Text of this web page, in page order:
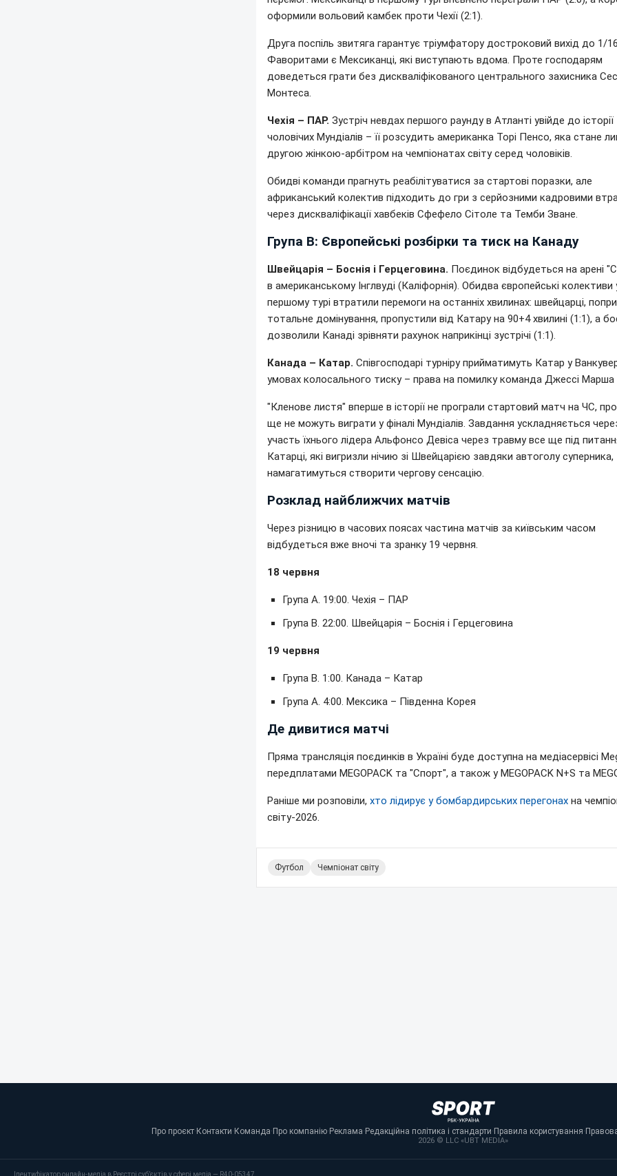
оформили вольовий камбек проти Чехії (2:1).
Друга поспіль звитяга гарантує тріумфатору достроковий вихід до 1/
Фаворитами є Мексиканці, які виступають вдома. Проте господарям
доведеться грати без дискваліфікованого центрального захисника
Монтеса.
Чехія – ПАР. Зустріч невдах першого раунду в Атланті увійде до історії
чоловічих Мундіалів – її розсудить американка Торі Пенсо, яка стане
другою жінкою-арбітром на чемпіонатах світу серед чоловіків.
Обидві команди прагнуть реабілітуватися за стартові поразки, але
африканський колектив підходить до гри з серйозними кадровими
через дискваліфікації хавбеків Сфефело Сітоле та Темби Зване.
Група B: Європейські розбірки та тиск на Канаду
Швейцарія – Боснія і Герцеговина. Поєдинок відбудеться на арені
в американському Інглвуді (Каліфорнія). Обидва європейські колективи
першому турі втратили перемоги на останніх хвилинах: швейцарці, попри
тотальне домінування, пропустили від Катару на 90+4 хвилині (1:1), а
дозволили Канаді зрівняти рахунок наприкінці зустрічі (1:1).
Канада – Катар. Співгосподарі турніру прийматимуть Катар у
умовах колосального тиску – права на помилку команда Джессі Марша
"Кленове листя" вперше в історії не програли стартовий матч на ЧС,
ще не можуть виграти у фіналі Мундіалів. Завдання ускладняється
участь їхнього лідера Альфонсо Девіса через травму все ще під
Катарці, які вигризли нічию зі Швейцарією завдяки автоголу суперника,
намагатимуться створити чергову сенсацію.
Розклад найближчих матчів
Через різницю в часових поясах частина матчів за київським часом
відбудеться вже вночі та зранку 19 червня.
18 червня
Група А. 19:00. Чехія – ПАР
Група B. 22:00. Швейцарія – Боснія і Герцеговина
19 червня
Група B. 1:00. Канада – Катар
Група А. 4:00. Мексика – Південна Корея
Де дивитися матчі
Пряма трансляція поєдинків в Україні буде доступна на медіасервісі
передплатами MEGOPACK та "Спорт", а також у MEGOPACK N+S та
Раніше ми розповіли, хто лідирує у бомбардирських перегонах на
світу-2026.
Футбол Чемпіонат світу
Про проєкт· Контакти· Команда· Про компанію· Реклама· Редакційна політика і стандарти· Правила користування·
2026 © LLC «UBT MEDIA»